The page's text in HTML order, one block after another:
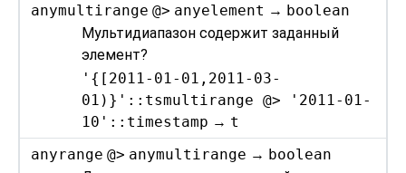
anymultirange @> anyelement → boolean
Мультидиапазон содержит заданный
элемент?
'{[2011-01-01,2011-03-
01)}'::tsmultirange @> '2011-01-
10'::timestamp → t
anyrange @> anymultirange → boolean